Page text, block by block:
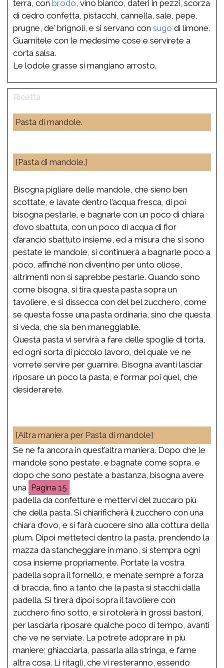
terra, con brodo , vino bianco, dateri in pezzi, scorza
di cedro confetta, pistacchi, cannella, sale, pepe,
prugne, de’ brignoli, e si servano con sugo di limone.
Guarnitele con le medesime cose e servirete a
corta salsa.
Le lodole grasse si mangiano arrosto.
Pasta di mandole.
[Pasta di mandole.]
Bisogna pigliare delle mandole, che sieno ben
scottate, e lavate dentro l’acqua fresca, di poi
bisogna pestarle, e bagnarle con un poco di chiara
d’ovo sbattuta, con un poco di acqua di fior
d’arancio sbattuto insieme, ed a misura che si sono
pestate le mandole, si continuerà a bagnarle poco a
poco, affinché non diventino per unto oliose,
altrimenti non si saprebbe pestarle. Quando sono
come bisogna, si tira questa pasta sopra un
tavoliere, e si dissecca con del bel zucchero, come
se questa fosse una pasta ordinaria, sino che questa
si veda, che sia ben maneggiabile.
Questa pasta vi servirà a fare delle spoglie di torta,
ed ogni sorta di piccolo lavoro, del quale ve ne
vorrete servire per guarnire. Bisogna avanti lasciar
riposare un poco la pasta, e formar poi quel, che
desiderarete.
[Altra maniera per Pasta di mandole]
Se ne fa ancora in quest’altra maniera. Dopo che le
mandole sono pestate, e bagnate come sopra, e
dopo che sono pestate a bastanza, bisogna avere
una
15
padella da confetture e mettervi del zuccaro più
che della pasta. Si chiarificherà il zucchero con una
chiara d’ovo, e si farà cuocere sino alla cottura della
plum. Dipoi metteteci dentro la pasta, prendendo la
mazza da stancheggiare in mano, si stempra ogni
cosa insieme propriamente. Portate la vostra
padella sopra il fornello, e menate sempre a forza
di braccia, fino a tanto che la pasta si stacchi dalla
padella. Si tirerà dipoi sopra il tavoliere con
zucchero fino sotto, e si rotolerà in grossi bastoni,
per lasciarla riposare qualche poco di tempo, avanti
che ve ne serviate. La potrete adoprare in più
maniere; ghiacciarla, passarla alla stringa, e farne
altra cosa. Li ritagli, che vi resteranno, essendo